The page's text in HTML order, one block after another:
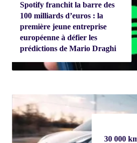
Spotify franchit la barre des
100 milliards d’euros : la
première jeune entreprise
européenne à défier les
prédictions de Mario Draghi
30 000